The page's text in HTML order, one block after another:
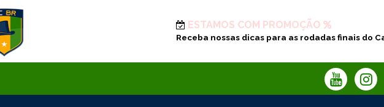
ESTAMOS COM PROMOÇÃO
Receba nossas dicas para as rodadas finais do